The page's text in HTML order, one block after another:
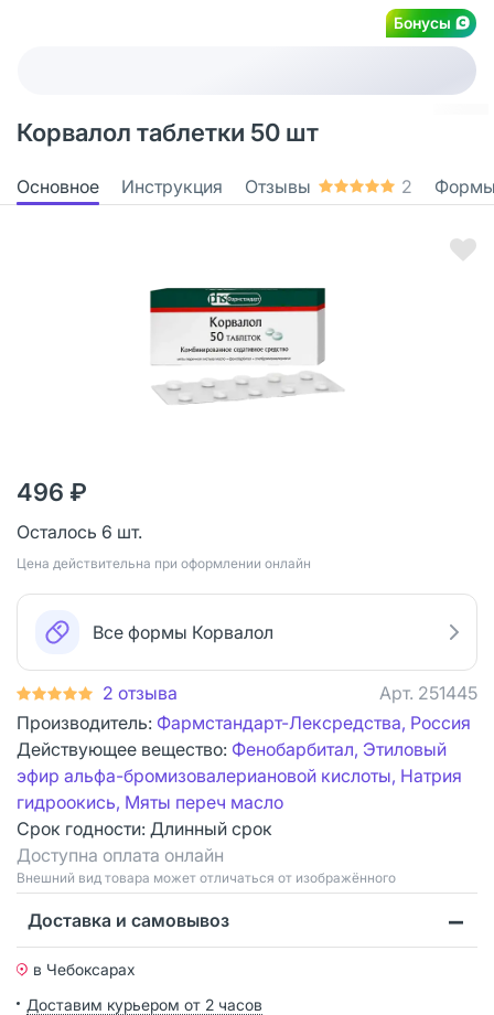
Бонусы
Корвалол таблетки 50 шт
Основное Инструкция Отзывы 2
496 ₽
Осталось 6 шт.
Цена действительна при оформлении онлайн
Все формы Корвалол
2 отзыва Арт. 251445
Производитель: Фармстандарт-Лексредства, Россия
Действующее вещество: Фенобарбитал, Этиловый
эфир альфа-бромизовалериановой кислоты, Натрия
гидроокись, Мяты переч масло
Срок годности: Длинный срок
Доступна оплата онлайн
Bнешний вид товара может отличаться от изображённого
Доставка и самовывоз
в Чебоксарах
Доставим курьером от 2 часов